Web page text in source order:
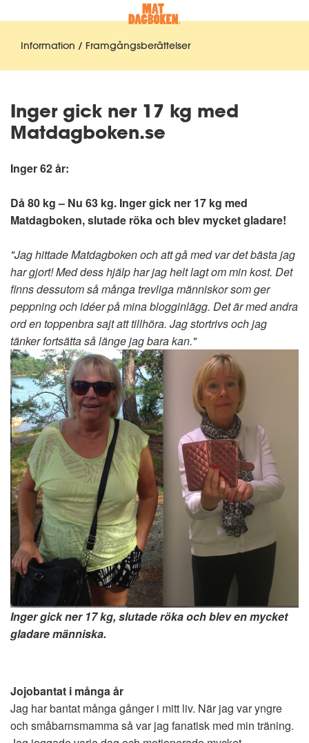
Information / Framgångsberättelser
Inger gick ner 17 kg med
Matdagboken.se
Inger 62 år:
Då 80 kg – Nu 63 kg. Inger gick ner 17 kg med
Matdagboken, slutade röka och blev mycket gladare!
"Jag hittade Matdagboken och att gå med var det bästa jag
har gjort! Med dess hjälp har jag helt lagt om min kost. Det
finns dessutom så många trevliga människor som ger
peppning och idéer på mina blogginlägg. Det är med andra
ord en toppenbra sajt att tillhöra. Jag stortrivs och jag
tänker fortsätta så länge jag bara kan."
Inger gick ner 17 kg, slutade röka och blev en mycket
gladare människa.
Jojobantat i många år
Jag har bantat många gånger i mitt liv. När jag var yngre
och småbarnsmamma så var jag fanatisk med min träning.